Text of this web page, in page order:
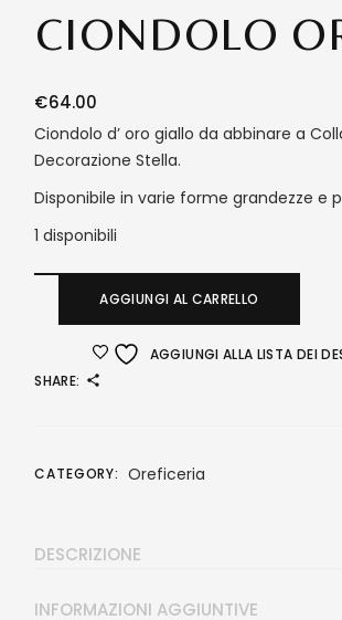
CIONDOLO
€64.00
Ciondolo d’ oro giallo da abbinare a
Decorazione Stella.
Disponibile in varie forme grandezze e
1 disponibili
AGGIUNGI AL CARRELLO
AGGIUNGI ALLA LISTA DEI
SHARE:
CATEGORY: Oreficeria
DESCRIZIONE
INFORMAZIONI AGGIUNTIVE